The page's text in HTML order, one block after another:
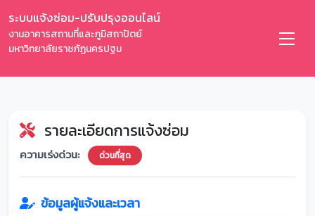
ระบบแจ้งซ่อม-ปรับปรุงออนไลน์
งานอาคารสถานที่และภูมิสถาปัตย์
มหาวิทยาลัยราชภัฏนครปฐม
รายละเอียดการแจ้งซ่อม
ความเร่งด่วน: ด่วนที่สุด
ข้อมูลผู้แจ้งและเวลา